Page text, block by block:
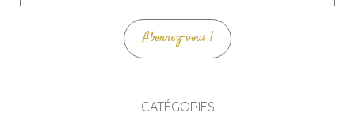
mail
Abonnez-vous !
CATÉGORIES